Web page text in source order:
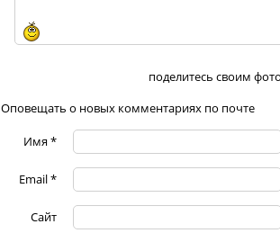
поделитесь своим
Оповещать о новых комментариях по почте
Имя*
Email*
Сайт